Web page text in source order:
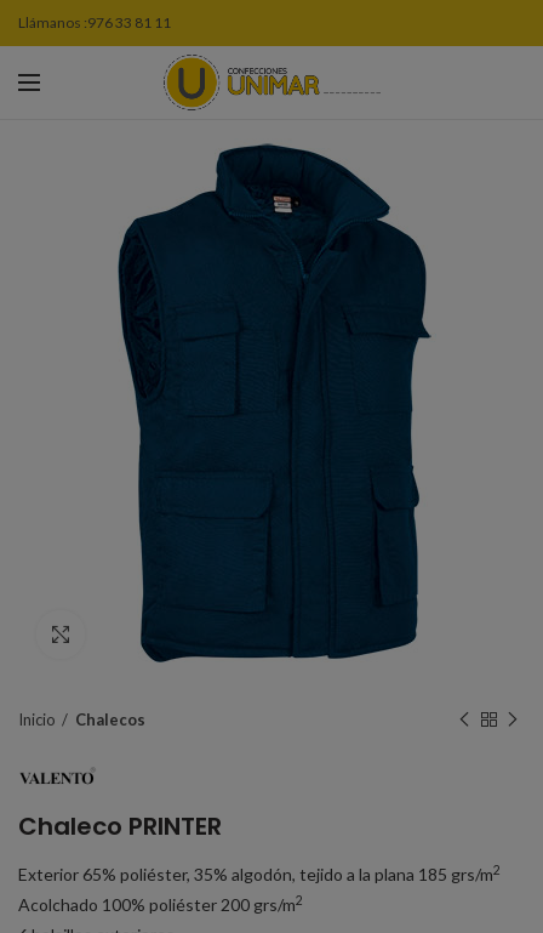
Llámanos :976 33 81 11
Click to enlarge
Inicio Chalecos
Chaleco PRINTER
Exterior 65% poliéster, 35% algodón, tejido a la plana 185 grs/m2
Acolchado 100% poliéster 200 grs/m2